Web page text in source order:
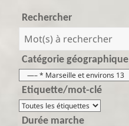
Rechercher
Catégorie géographique
Etiquette/mot-clé
Durée marche